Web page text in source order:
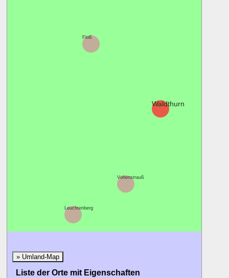
Leuchtenberg
Waldthurn
Floß
Vohenstrauß
» Umland-Map
Liste der Orte mit Eigenschaften